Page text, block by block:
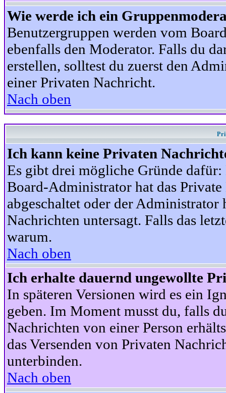
Wie werde ich ein
Benutzergruppen werden vom
ebenfalls den Moderator. Falls du
erstellen, solltest du zuerst den
einer Privaten Nachricht.
Nach oben
Ich kann keine Privaten
Es gibt drei mögliche Gründe
Board-Administrator hat das
abgeschaltet oder der
Nachrichten untersagt. Falls das
warum.
Nach oben
Ich erhalte dauernd ungewollte
In späteren Versionen wird es ein
geben. Im Moment musst du, falls
Nachrichten von einer Person
das Versenden von Privaten
unterbinden.
Nach oben